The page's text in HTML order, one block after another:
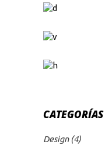
CATEGORÍAS
Design(4)